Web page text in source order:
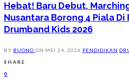
Hebat! Baru Debut,
Nusantara Borong 4 Piala Di
Drumband Kids 2026
BY BUONO ON MEI 24, 2026 PENDIDIKAN
SHARE
0